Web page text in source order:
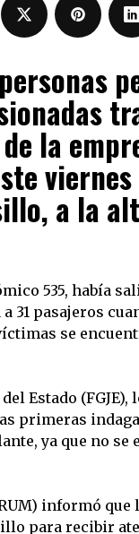
la
a la
535, había
31 pasajeros
se
Estado
primeras
ya que no
informó
para recibir